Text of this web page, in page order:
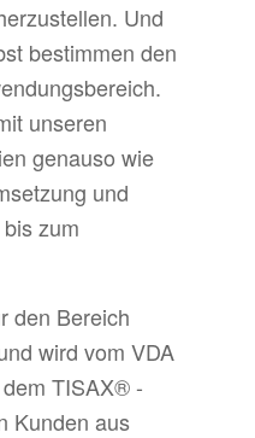
Und
bestimmen den
unseren
genauso wie
und
zum
den Bereich
wird vom VDA
TISAX® -
Kunden aus